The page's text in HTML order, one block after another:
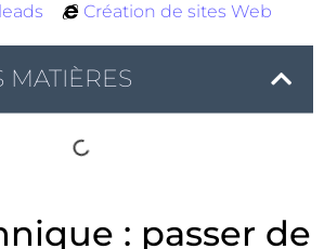
Création de sites Web
MATIÈRES
: passer de